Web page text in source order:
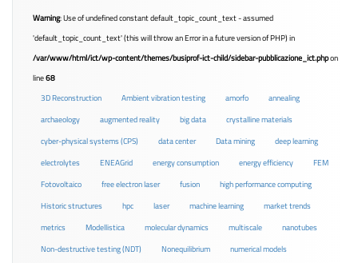
Warning: Use of undefined constant default_topic_count_text - assumed
'default_topic_count_text' (this will throw an Error in a future version of PHP) in
/var/www/html/ict/wp-content/themes/busiprof-ict-child/sidebar-pubblicazione_ict.phpon
line68
3D Reconstruction
Ambient vibration testing amorfo
annealing
archaeology
augmented reality big data
crystalline materials
cyber-physical systems (CPS)
data center Data mining
deep learning
electrolytes
ENEAGrid energy consumption energy efficiency
FEM
Fotovoltaico
free electron laser fusion
high performance computing
Historic structures
hpc laser machine learning
market trends
metrics
Modellistica molecular dynamics multiscale
nanotubes
Non-destructive testing (NDT)
Nonequilibrium numerical models